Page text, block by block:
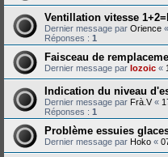
Ventillation vitesse
Dernier message par Orience «
Réponses : 1
Faisceau de
Dernier message par lozoic «
Indication du niveau
Dernier message par Frà.V«
Réponses : 1
Problème essuies
Dernier message par Hoko «